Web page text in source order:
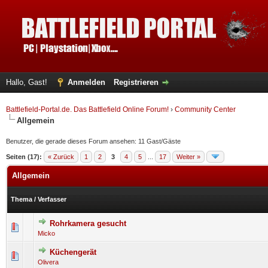
Hallo, Gast! Anmelden Registrieren
Battlefield-Portal.de. Das Battlefield Online Forum! › Community Center
Allgemein
Benutzer, die gerade dieses Forum ansehen: 11 Gast/Gäste
Seiten (17): « Zurück 1 2 3 4 5 17 Weiter »
Allgemein
Thema / Verfasser
Rohrkamera gesucht
Micko
0 Bewertung(en) - 0 von 5 durchschnittlich
1
Küchengerät
Olivera
0 Bewertung(en) - 0 von 5 durchschnittlich